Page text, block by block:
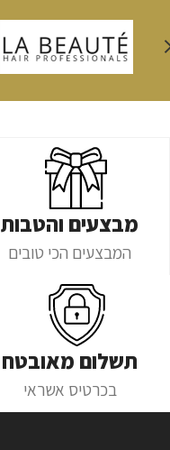
מבצעים והטבות
המבצעים הכי טובים
תשלום מאובטח
בכרטיס אשראי